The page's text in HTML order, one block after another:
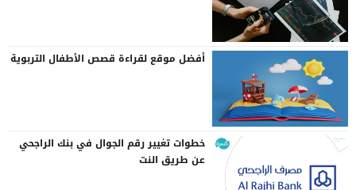
أفضل موقع لقراءة قصص الأطفال التربوية
خطوات تغيير رقم الجوال في بنك الراجحي
عن طريق النت